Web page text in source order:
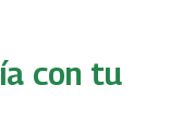
con tu